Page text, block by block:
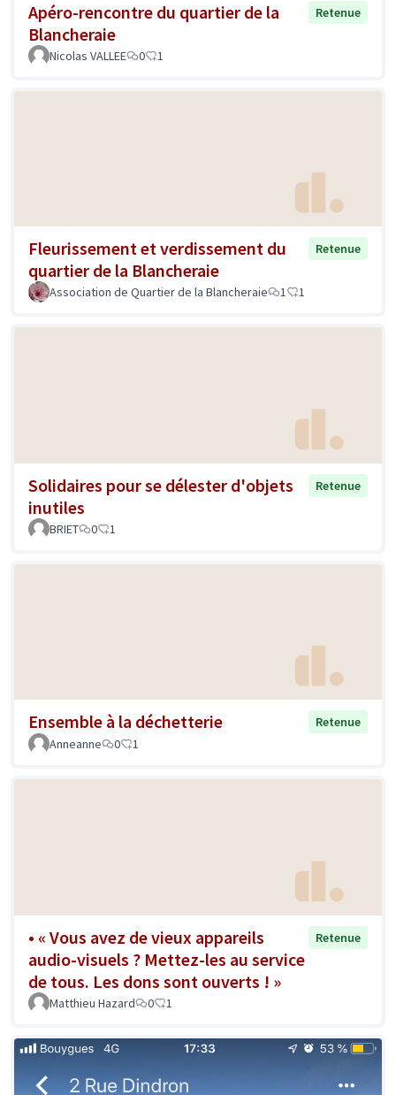
Apéro-rencontre du quartier de la
Blancheraie
Retenue
Nicolas VALLEE 0 1
Fleurissement et verdissement du
quartier de la Blancheraie
Retenue
Association de Quartier de la Blancheraie 1 1
Solidaires pour se délester d'objets
inutiles
Retenue
BRIET 0 1
Ensemble à la déchetterie
Retenue
Anneanne
0 1
• « Vous avez de vieux appareils
audio-visuels ? Mettez-les au service
de tous. Les dons sont ouverts ! »
Retenue
Matthieu Hazard 0 1